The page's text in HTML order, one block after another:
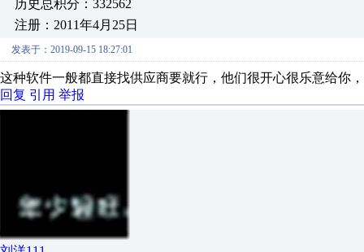
历史总积分：332562
注册：2011年4月25日
发表于：2019-09-15 18:27:01
这种软件一般都直接找供应商要就行，他们很开心很乐意给你
回复 引用 举报